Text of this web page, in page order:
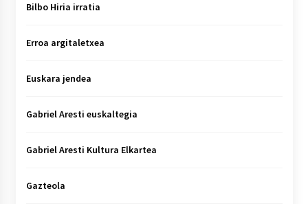
Bilbo Hiria irratia
Erroa argitaletxea
Euskara jendea
Gabriel Aresti euskaltegia
Gabriel Aresti Kultura Elkartea
Gazteola